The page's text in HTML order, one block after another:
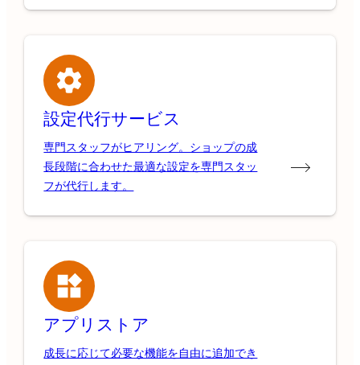
設定代行サービス
専門スタッフがヒアリング。ショップの成
長段階に合わせた最適な設定を専門スタッ
フが代行します。
アプリストア
成長に応じて必要な機能を自由に追加でき